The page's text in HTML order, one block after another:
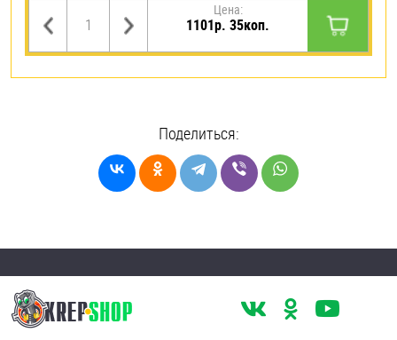
Цена:
1101р. 35коп.
Поделиться: